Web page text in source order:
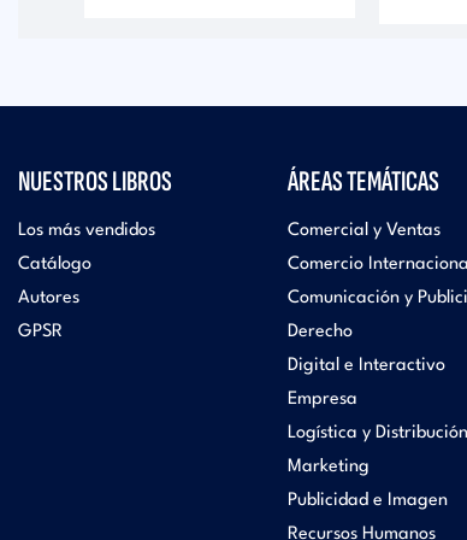
NUESTROS LIBROS
Los más vendidos
Catálogo
Autores
GPSR
ÁREAS TEMÁTICAS
Comercial y Ventas
Comercio
Comunicación y
Derecho
Digital e Interactivo
Empresa
Logística y Distribución
Marketing
Publicidad e Imagen
Recursos Humanos